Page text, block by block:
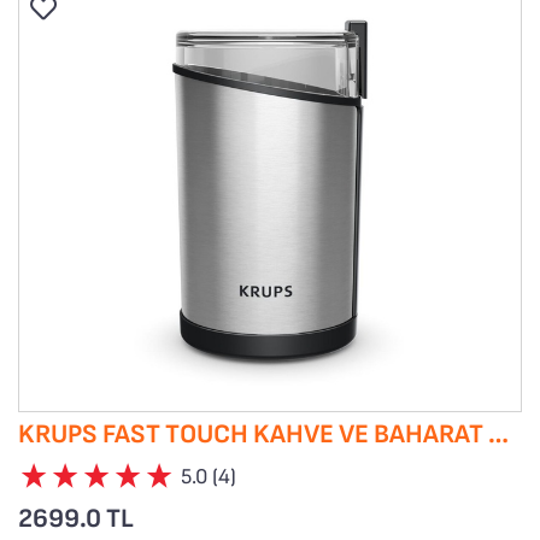
KRUPS FAST TOUCH KAHVE VE BAHARAT ÖĞÜTÜCÜ
5.0 (4)
2699.0 TL